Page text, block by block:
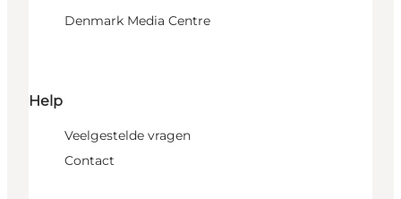
Denmark Media Centre
Help
Veelgestelde vragen
Contact